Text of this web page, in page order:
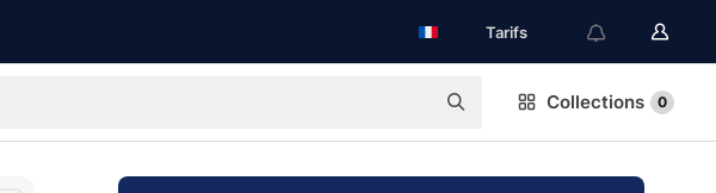
Tarifs
Collections 0